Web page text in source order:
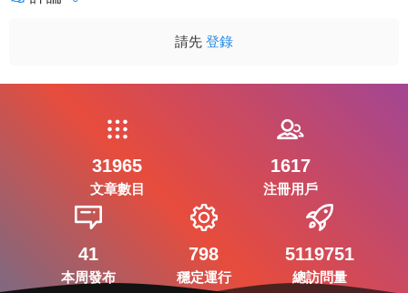
請先 登錄
31965
文章數目
1617
注冊用戶
41
本周發布
798
穩定運行
5119751
總訪問量